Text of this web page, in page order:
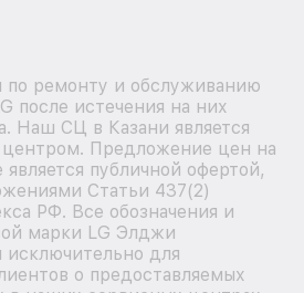
по ремонту и обслуживанию
после истечения на них
Наш СЦ в Казани является
центром. Предложение цен на
публичной офертой,
Статьи 437(2)
РФ. Все обозначения и
марки LG Элджи
исключительно для
о предоставляемых